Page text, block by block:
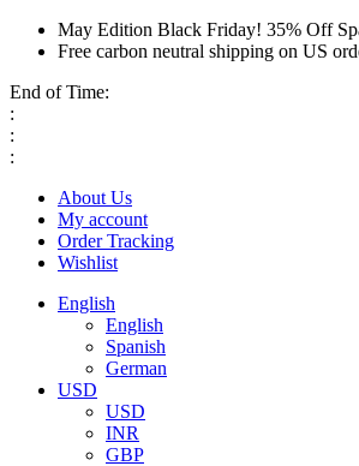
May Edition Black Friday! 35% Off
Free carbon neutral shipping on US
End of Time:
:
:
:
About Us
My account
Order Tracking
Wishlist
English
English
Spanish
German
USD
USD
INR
GBP